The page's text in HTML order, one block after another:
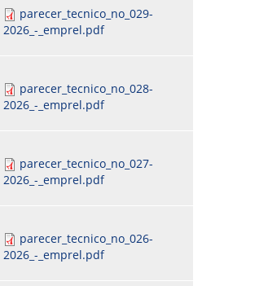
parecer_tecnico_no_029-
2026_-_emprel.pdf
parecer_tecnico_no_028-
2026_-_emprel.pdf
parecer_tecnico_no_027-
2026_-_emprel.pdf
parecer_tecnico_no_026-
2026_-_emprel.pdf